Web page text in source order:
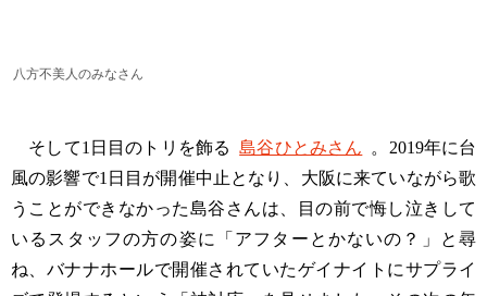
八方不美人のみなさん
そして1日目のトリを飾る 島谷ひとみさん
。2019年に台
風の影響で1日目が開催中止となり、大阪に来ていながら歌
うことができなかった島谷さんは、目の前で悔し泣きして
いるスタッフの方の姿に「アフターとかないの？」と尋
ね、バナナホールで開催されていたゲイナイトにサプライ